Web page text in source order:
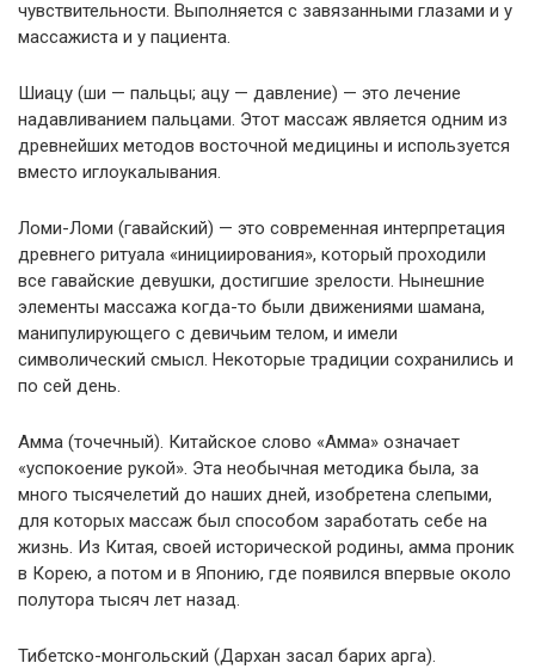
чувствительности. Выполняется с завязанными глазами и у
массажиста и у пациента.
Шиацу (ши — пальцы; ацу — давление) — это лечение
надавливанием пальцами. Этот массаж является одним из
древнейших методов восточной медицины и используется
вместо иглоукалывания.
Ломи-Ломи (гавайский) — это современная интерпретация
древнего ритуала «инициирования», который проходили
все гавайские девушки, достигшие зрелости. Нынешние
элементы массажа когда-то были движениями шамана,
манипулирующего с девичьим телом, и имели
символический смысл. Некоторые традиции сохранились и
по сей день.
Амма (точечный). Китайское слово «Амма» означает
«успокоение рукой». Эта необычная методика была, за
много тысячелетий до наших дней, изобретена слепыми,
для которых массаж был способом заработать себе на
жизнь. Из Китая, своей исторической родины, амма проник
в Корею, а потом и в Японию, где появился впервые около
полутора тысяч лет назад.
Тибетско-монгольский (Дархан засал барих арга).